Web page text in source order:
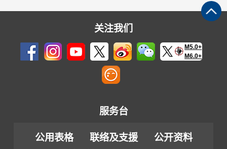
关注我们
M5.0+
M6.0+
服务台
公用表格 联络及支援
公开资料